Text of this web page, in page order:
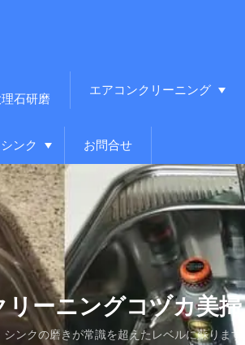
石研磨
エアコンクリーニング
シンク お問合せ
ーニングコヅカ美掃
ンクの磨きが常識を超えたレベルに蘇りま